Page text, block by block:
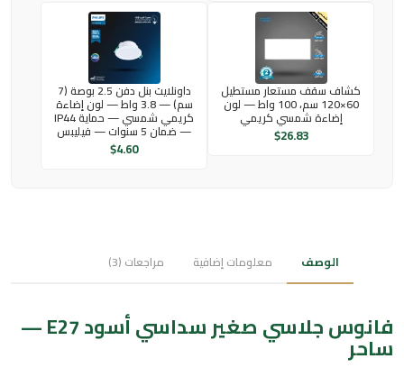
كشاف سقف مستعار مستطيل
60×120 سم، 100 واط — لون
إضاءة شمسي كريمي
$26.83
داونلايت بنل دفن 2.5 بوصة (7
سم) — 3.8 واط — لون إضاءة
كريمي شمسي — حماية IP44
— ضمان 5 سنوات — فيليبس
$4.60
الوصف معلومات إضافية مراجعات (3)
فانوس جلاسي صغير سداسي أسود E27 —
ساحر